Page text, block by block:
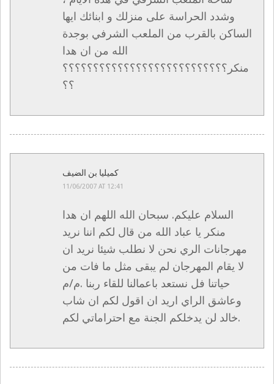
وشدد الحراسة على منزلك و ابنائك ايها
الساكن بالقرب من الملعب الشرفي بوجدة
الله من ان هدا
منكر؟؟؟؟؟؟؟؟؟؟؟؟؟؟؟؟؟؟؟؟؟؟؟؟؟؟؟
؟؟
كميليا بن الضيف
11/06/2007 AT 12:41
السلام عليكم. سبحان الله اللهم ان هدا
منكر يا عباد الله من قال لكم اننا نريد
مهرجانات الري نحن لا نطلب شيئا نريد ان
لا يقام المهرجان لم يبقى مثل ما فات من
حياتنا فل نستعد باعمالنا للقاء ربنا .م/م
وعاشق الراي اريد ان اقول لكم ان شاب
خالد لن يدخلكم الجنة مع احتراماتي لكم.